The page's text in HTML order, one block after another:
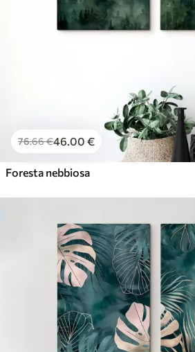
76.66€46.00 €
Foresta nebbiosa